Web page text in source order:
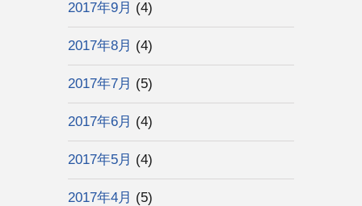
2017年9月 (4)
2017年8月 (4)
2017年7月 (5)
2017年6月 (4)
2017年5月 (4)
2017年4月 (5)